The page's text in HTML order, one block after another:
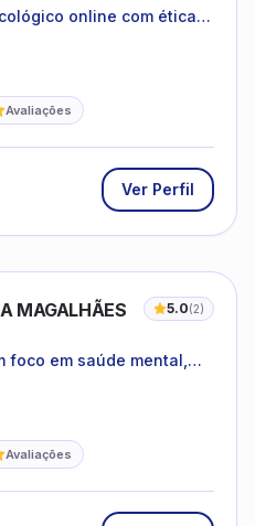
online com ética,
Avaliações
Ver Perfil
MAGALHÃES 5.0(2)
foco em saúde mental,
Avaliações